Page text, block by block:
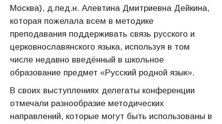
Москва), д.пед.н. Алевтина Дмитриевна Дейкина,
которая пожелала всем в методике
преподавания поддерживать связь русского и
церковнославянского языка, используя в том
числе недавно введённый в школьное
образование предмет «Русский родной язык».
В своих выступлениях делегаты конференции
отмечали разнообразие методических
направлений, которые могут быть использованы в